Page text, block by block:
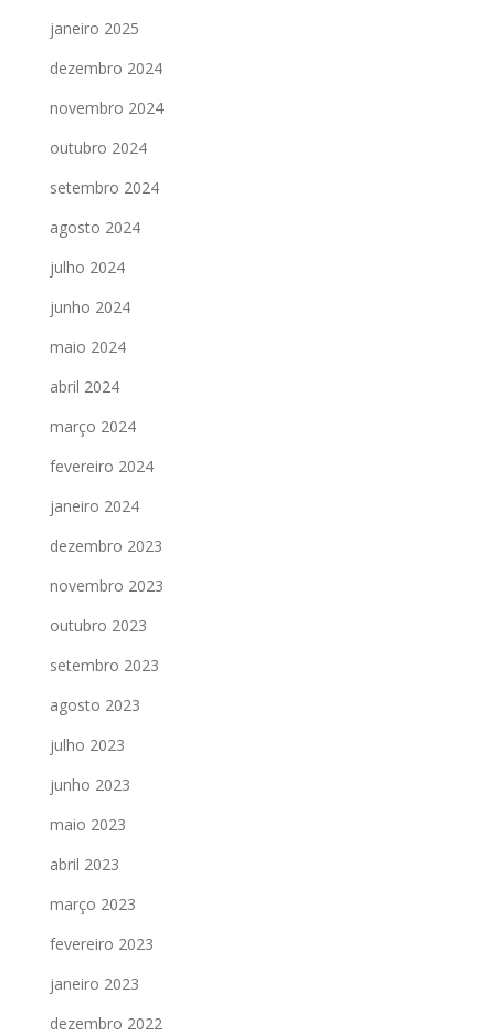
janeiro 2025
dezembro 2024
novembro 2024
outubro 2024
setembro 2024
agosto 2024
julho 2024
junho 2024
maio 2024
abril 2024
março 2024
fevereiro 2024
janeiro 2024
dezembro 2023
novembro 2023
outubro 2023
setembro 2023
agosto 2023
julho 2023
junho 2023
maio 2023
abril 2023
março 2023
fevereiro 2023
janeiro 2023
dezembro 2022